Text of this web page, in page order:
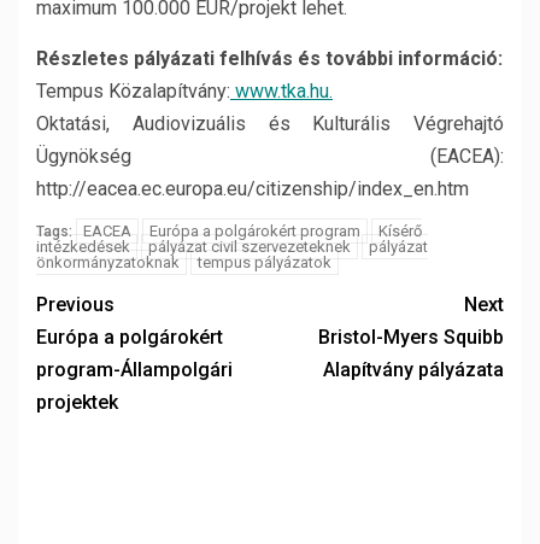
maximum 100.000 EUR/projekt lehet.
Részletes pályázati felhívás és további információ:
Tempus Közalapítvány: www.tka.hu.
Oktatási, Audiovizuális és Kulturális Végrehajtó
Ügynökség (EACEA):
http://eacea.ec.europa.eu/citizenship/index_en.htm
Tags: EACEA Európa a polgárokért program
Kísérő
intézkedések
pályázat civil szervezeteknek
pályázat
önkormányzatoknak
tempus pályázatok
Previous
Európa a polgárokért
program-Állampolgári
projektek
Next
Bristol-Myers Squibb
Alapítvány pályázata